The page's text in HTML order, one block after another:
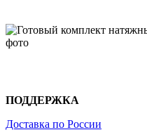
ПОДДЕРЖКА
Доставка по России